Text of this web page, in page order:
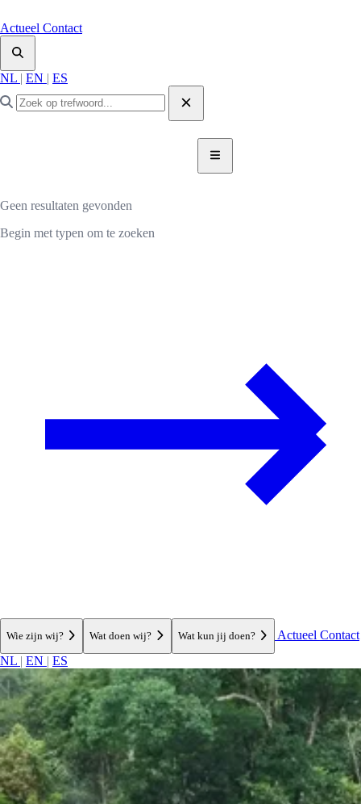
Actueel Contact
NL | EN | ES
Geen resultaten gevonden
Begin met typen om te zoeken
Wie zijn wij? Wat doen wij? Wat kun jij doen? Actueel Contact
NL | EN | ES